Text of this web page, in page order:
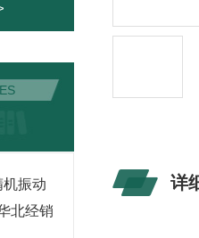
振动
北经销
详